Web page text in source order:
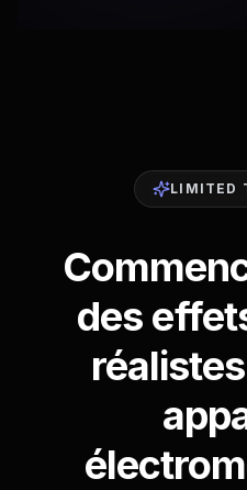
LIMITED
des